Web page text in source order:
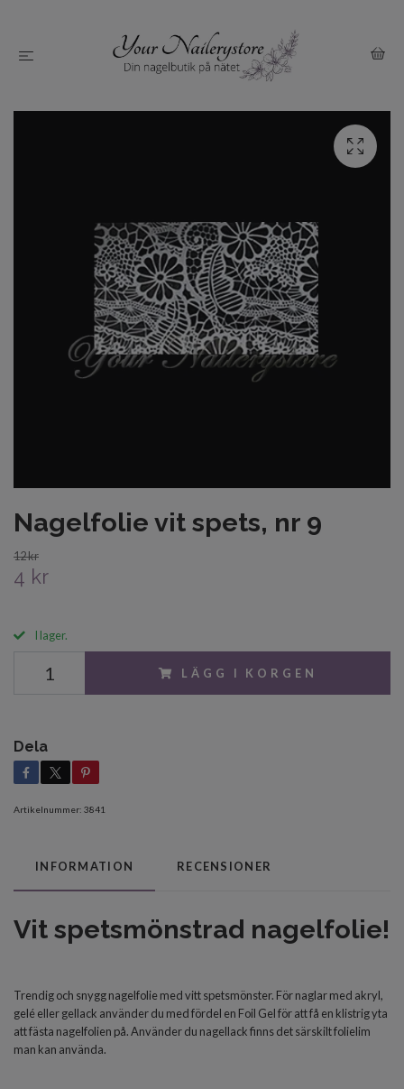
Nagelfolie vit spets, nr 9
12 kr
4 kr
I lager.
LÄGG I KORGEN
Dela
Artikelnummer: 3841
INFORMATION RECENSIONER
Vit spetsmönstrad nagelfolie!
Trendig och snygg nagelfolie med vitt spetsmönster. För naglar med akryl,
gelé eller gellack använder du med fördel en Foil Gel för att få en klistrig yta
att fästa nagelfolien på. Använder du nagellack finns det särskilt folielim
man kan använda.